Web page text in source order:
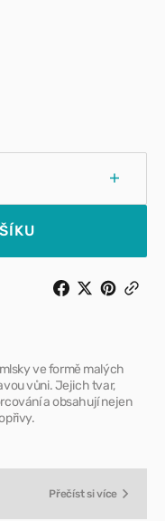
Zvýšit
se
batáty,
ve formě malých
vůni. Jejich tvar,
a obsahují nejen
Přečíst si více